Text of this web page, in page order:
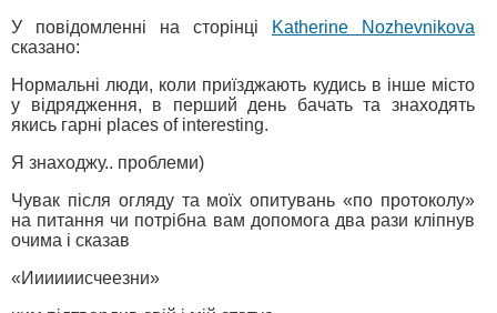
У повідомленні на сторінці
Katherine Nozhevnikova
сказано:
Нормальні люди, коли приїзджають кудись в інше місто
у відрядження, в перший день бачать та знаходять
якись гарні places of interesting.
Я знаходжу.. проблеми)
Чувак після огляду та моїх опитувань «по протоколу»
на питання чи потрібна вам допомога два рази кліпнув
очима і сказав
«Иииииисчеезни»